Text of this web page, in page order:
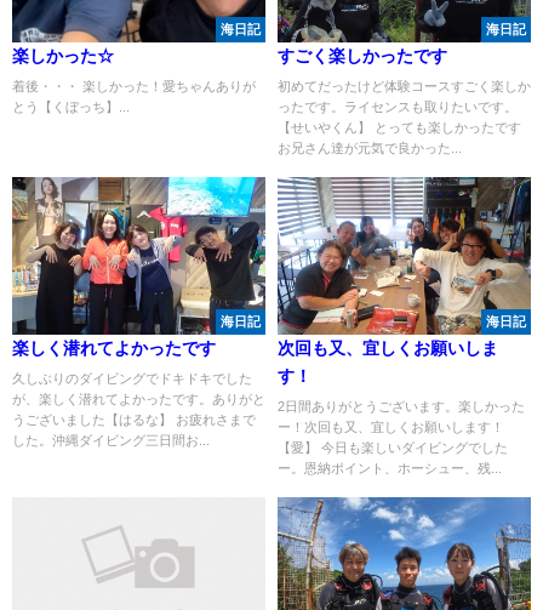
海日記
楽しかった☆
着後・・・ 楽しかった！愛ちゃんありが
とう【くぼっち】...
海日記
すごく楽しかったです
初めてだったけど体験コースすごく楽しか
ったです。ライセンスも取りたいです。
【せいやくん】 とっても楽しかったです
お兄さん達が元気で良かった...
海日記
楽しく潜れてよかったです
久しぶりのダイビングでドキドキでした
が、楽しく潜れてよかったです。ありがと
うございました【はるな】 お疲れさまで
した。沖縄ダイビング三日間お...
海日記
次回も又、宜しくお願いしま
す！
2日間ありがとうございます。楽しかった
ー！次回も又、宜しくお願いします！
【愛】 今日も楽しいダイビングでした
ー。恩納ポイント、ホーシュー、残...